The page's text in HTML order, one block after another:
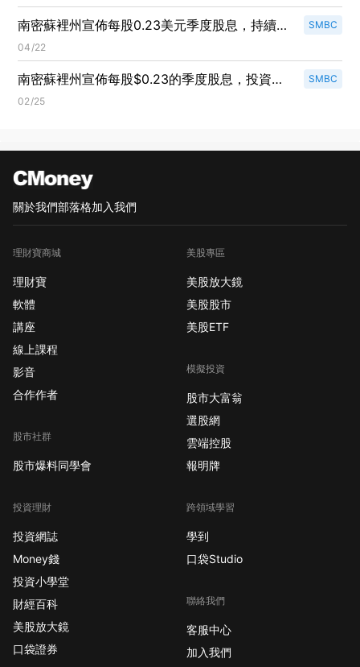
南密蘇裡州宣佈每股0.23美元季度股息，持續穩
定發放！
SMBC
04/22
南密蘇裡州宣佈每股$0.23的季度股息，投資者
持續受益！
SMBC
02/25
關於我們部落格加入我們
理財寶商城
理財寶
軟體
講座
線上課程
影音
合作作者
股市社群
股市爆料同學會
投資理財
投資網誌
Money錢
投資小學堂
財經百科
美股放大鏡
口袋證券
美股專區
美股放大鏡
美股股市
美股ETF
模擬投資
股市大富翁
選股網
雲端控股
報明牌
跨領域學習
學到
口袋Studio
聯絡我們
客服中心
加入我們